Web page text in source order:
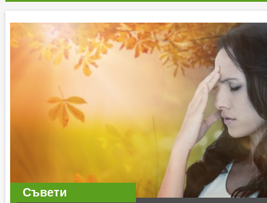
Съвети